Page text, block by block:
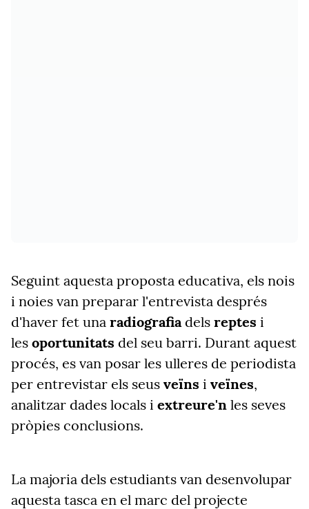
Seguint aquesta proposta educativa, els nois
i noies van preparar l'entrevista després
d'haver fet una radiografiadels reptes i
les oportunitats del seu barri. Durant aquest
procés, es van posar les ulleres de periodista
per entrevistar els seus veïns i veïnes,
analitzar dades locals i extreure'n les seves
pròpies conclusions.
La majoria dels estudiants van desenvolupar
aquesta tasca en el marc del projecte